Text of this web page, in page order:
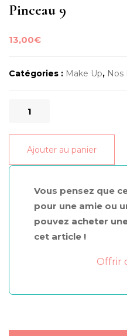
Pinceau 9
13,00€
Catégories : Make Up, Nos
quantité
Pinceau
Ajouter au panier
Vous pensez que
pour une amie ou
pouvez acheter
cet article !
Offrir